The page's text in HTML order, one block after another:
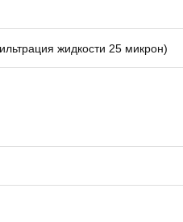
жидкости 25 микрон)